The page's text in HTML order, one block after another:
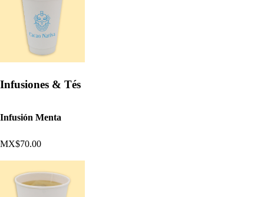
Infusiones & Tés
Infusión Menta
MX$70.00